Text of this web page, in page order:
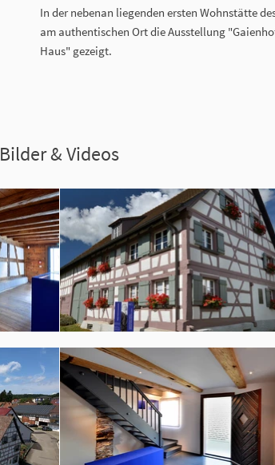
In der nebenan liegenden ersten Wohnstätte
am authentischen Ort die Ausstellung
Haus" gezeigt.
Bilder & Videos